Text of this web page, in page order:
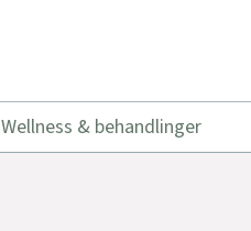
Wellness & behandlinger